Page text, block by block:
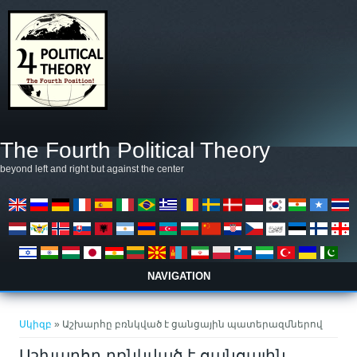
The Fourth Political Theory
beyond left and right but against the center
NAVIGATION
Սկիզբ » Աշխարհը բռնկված է ցանցային պատերազմներով